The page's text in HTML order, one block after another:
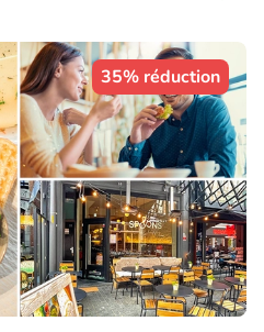
35% réduction